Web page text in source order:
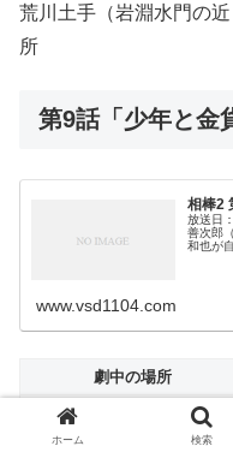
荒川土手（岩淵水門の
所
第9話「少年と金
相棒2
放送日
善次郎
和也が
www.vsd1104.com
劇中の場所
現場に向かうパトカーが通っ
た道ホーム 検索